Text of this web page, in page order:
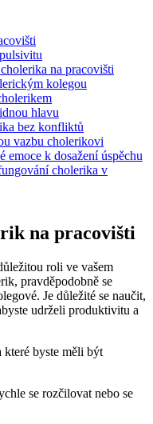
na pracovišti
kolegou
hlavu
bez konfliktů
vazbu cholerikovi
emoce k dosažení úspěchu
cholerika v
na pracovišti
roli ve vašem
pravděpodobně se
Je důležité se naučit,
udrželi produktivitu a
byste měli být
se rozčilovat nebo se